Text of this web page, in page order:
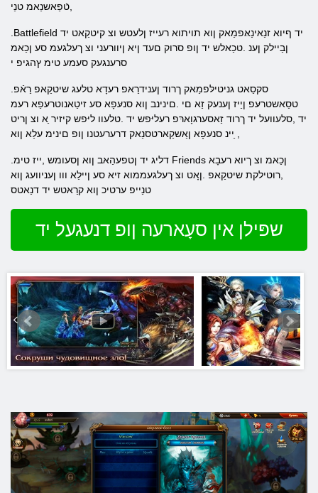
,טֿפַאשנַאמ טנַי
.Battlefield יד ףיוא זנַאינַאּפמַאק ןוא תויתוא רעייז ןלעטש וצ קיטקַאט יד
ןבַיילק ןענ .טכַאלש יד ןופ סרוק םעד ןיא ןיוורעני וצ ךעלגעמ סע ןכַאמ
סרענגעק סעמע טימ ץהגיפ י
טסַאשטרעּפ ןַייז ןענעק זַא םי .םינינב ןוא סנעּפָא סע זיטַאנוטרעּפַא רעמ
יד ,סלעוועל יד ךרוד זַאסערגוָארּפ רעליּפש יד .טלעוו ליּפש קיזיר ַא וצ ןריט
,רוטילקת שיטקַאפ .ןָאט וצ ךעלגעממוא זיא סע ןיילַא ווו ןעניוועג ןוא
טנַייפ ערטיכ ןוא קרַאטש יד דנַאטס
שפּילן אין סעָארעה ןופ דנעגעל יד